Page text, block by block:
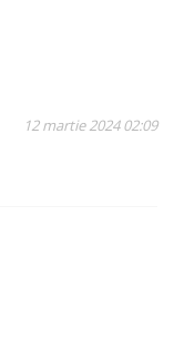
12 martie 2024 02:09